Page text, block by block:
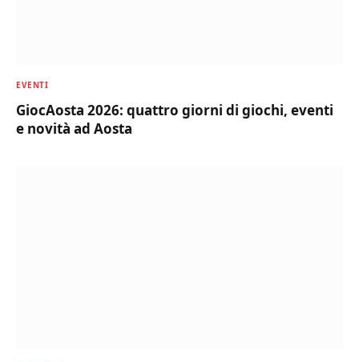
EVENTI
GiocAosta 2026: quattro giorni di giochi, eventi
e novità ad Aosta